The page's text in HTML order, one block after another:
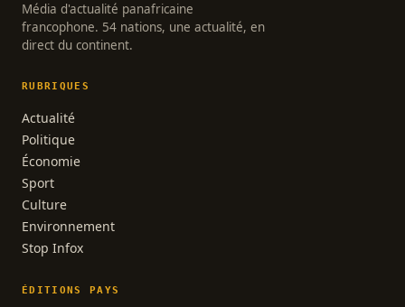
Média d'actualité panafricaine
francophone. 54 nations, une actualité, en
direct du continent.
RUBRIQUES
Actualité
Politique
Économie
Sport
Culture
Environnement
Stop Infox
ÉDITIONS PAYS